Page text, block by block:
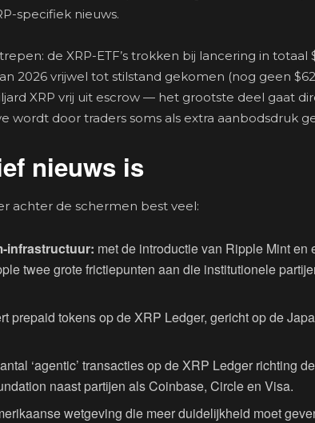
specifiek nieuws.
de XRP-ETF’s trokken bij lancering in totaal
2026 vrijwel tot stilstand gekomen (nog geen
XRP vrij uit escrow — het grootste deel gaat
wordt door traders soms als extra aanbodsdruk
nieuws is
achter de schermen best veel:
infrastructuur: met de introductie van Ripple Mint
twee grote frictiepunten aan die institutionele
prepaid tokens op de XRP Ledger, gericht op de
‘agentic’ transacties op de XRP Ledger richting
naast partijen als Coinbase, Circle en Visa.
wetgeving die meer duidelijkheid moet